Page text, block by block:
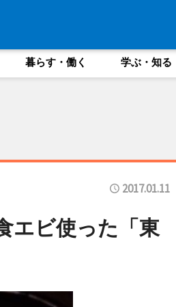
暮らす・働く 学ぶ・知る
2017.01.11
エビ使った「東